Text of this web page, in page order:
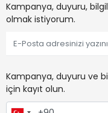
Kampanya, duyuru,
olmak istiyorum.
Kampanya, duyuru ve
için kayıt olun.